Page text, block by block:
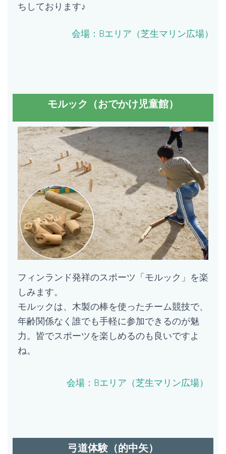
ちしております♪
会場： Bエリア（芝生マリン広場）
モルック（おでかけ児童館）
フィンランド発祥のスポーツ「モルック」を楽
しみます。
モルックは、木製の棒を使ったチーム競技で、
年齢関係なく誰でも手軽に参加できるのが魅
力。皆でスポーツを楽しめるのも良いですよ
ね。
会場：Bエリア（芝生マリン広場）
弓道体験（的中矢）